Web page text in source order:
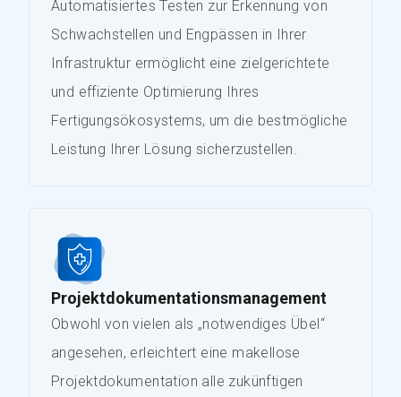
Automatisiertes Testen zur Erkennung von
Schwachstellen und Engpässen in Ihrer
Infrastruktur ermöglicht eine zielgerichtete
und effiziente Optimierung Ihres
Fertigungsökosystems, um die bestmögliche
Leistung Ihrer Lösung sicherzustellen.
Projektdokumentationsmanagement
Obwohl von vielen als „notwendiges Übel“
angesehen, erleichtert eine makellose
Projektdokumentation alle zukünftigen